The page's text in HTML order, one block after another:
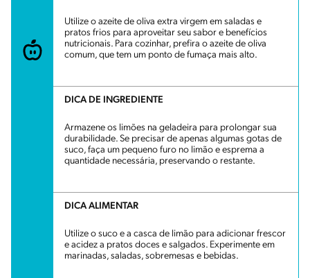
Utilize o azeite de oliva extra virgem em saladas e
pratos frios para aproveitar seu sabor e benefícios
nutricionais. Para cozinhar, prefira o azeite de oliva
comum, que tem um ponto de fumaça mais alto.
DICA DE INGREDIENTE
Armazene os limões na geladeira para prolongar sua
durabilidade. Se precisar de apenas algumas gotas de
suco, faça um pequeno furo no limão e esprema a
quantidade necessária, preservando o restante.
DICA ALIMENTAR
Utilize o suco e a casca de limão para adicionar frescor
e acidez a pratos doces e salgados. Experimente em
marinadas, saladas, sobremesas e bebidas.